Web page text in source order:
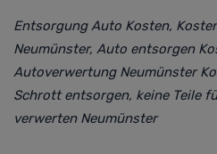
Entsorgung Auto Kosten,
Neumünster, Auto entsorgen
Autoverwertung Neumünster
Schrott entsorgen, keine Teile
verwerten Neumünster